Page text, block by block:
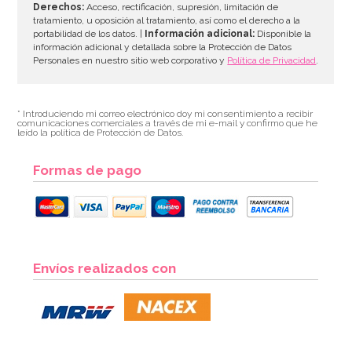
1,50€
Derechos: Acceso, rectificación, supresión, limitación de
tratamiento, u oposición al tratamiento, así como el derecho a la
portabilidad de los datos. |
Información adicional: Disponible la
información adicional y detallada sobre la Protección de Datos
Personales en nuestro sitio web corporativo y Política de Privacidad.
* Introduciendo mi correo electrónico doy mi consentimiento a recibir
comunicaciones comerciales a través de mi e-mail y confirmo que he
leído la política de Protección de Datos.
Formas de pago
Envíos realizados con